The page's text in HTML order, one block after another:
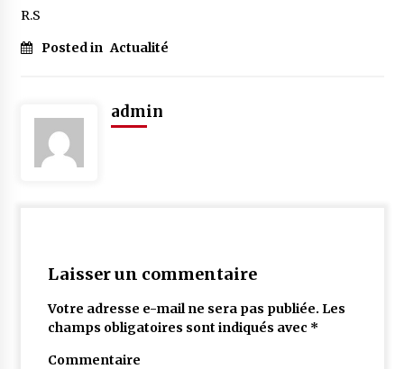
Rencontre nocturne dans le désert (Un conte
touareg)
Un conte targui/ Quand la tête est vide
R.S
Posted in Actualité
admin
Laisser un commentaire
Votre adresse e-mail ne sera pas publiée. Les
champs obligatoires sont indiqués avec *
Commentaire